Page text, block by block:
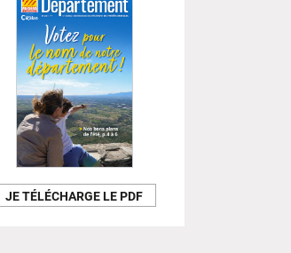
JE TÉLÉCHARGE LE PDF